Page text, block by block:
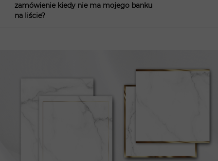
zamówienie kiedy nie ma mojego banku
na liście?